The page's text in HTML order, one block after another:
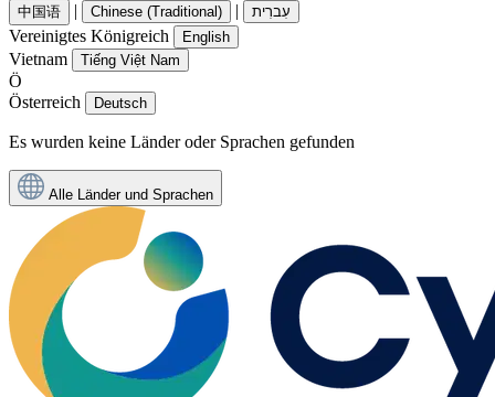
中国语 | Chinese (Traditional) | עִברִית
Vereinigtes Königreich English
Vietnam Tiếng Việt Nam
Ö
Österreich
Deutsch
Es wurden keine Länder oder Sprachen gefunden
Alle Länder und Sprachen